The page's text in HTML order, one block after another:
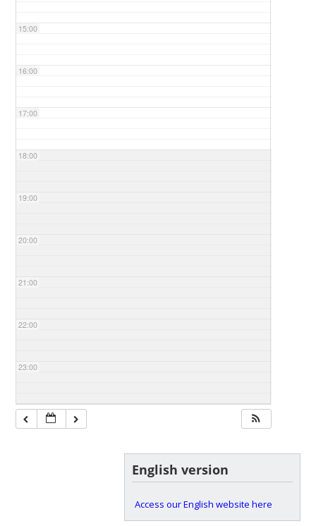
15:00
16:00
17:00
18:00
19:00
20:00
21:00
22:00
23:00
English version
Access our English website here